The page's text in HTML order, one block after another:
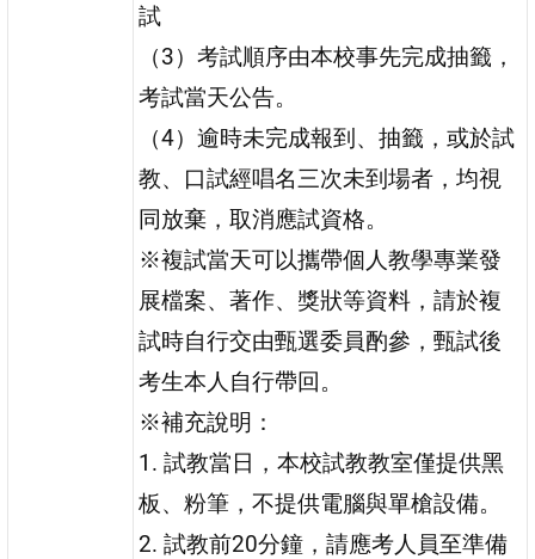
試
（3）考試順序由本校事先完成抽籤，
考試當天公告。
（4）逾時未完成報到、抽籤，或於試
教、口試經唱名三次未到場者，均視
同放棄，取消應試資格。
※複試當天可以攜帶個人教學專業發
展檔案、著作、獎狀等資料，請於複
試時自行交由甄選委員酌參，甄試後
考生本人自行帶回。
※補充說明：
1. 試教當日，本校試教教室僅提供黑
板、粉筆，不提供電腦與單槍設備。
2. 試教前20分鐘，請應考人員至準備